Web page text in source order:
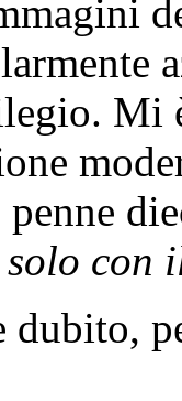
Mi
penne
solo con
dubito,